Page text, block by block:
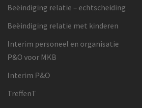
Beëindiging relatie – echtscheiding
Beëindiging relatie met kinderen
Interim personeel en organisatie
P&O voor MKB
Interim P&O
TreffenT